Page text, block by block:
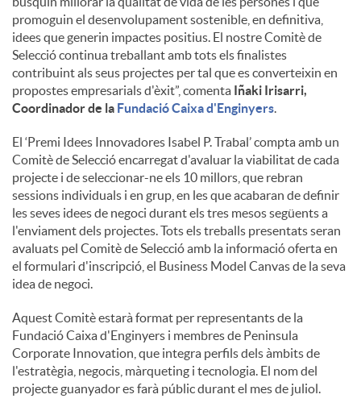
promoguin el desenvolupament sostenible, en definitiva,
idees que generin impactes positius. El nostre Comitè de
Selecció continua treballant amb tots els finalistes
contribuint als seus projectes per tal que es converteixin en
propostes empresarials d'èxit”, comenta Iñaki Irisarri,
Coordinador de la Fundació Caixa d'Enginyers.
El ‘Premi Idees Innovadores Isabel P. Trabal’ compta amb un
Comitè de Selecció encarregat d'avaluar la viabilitat de cada
projecte i de seleccionar-ne els 10 millors, que rebran
sessions individuals i en grup, en les que acabaran de definir
les seves idees de negoci durant els tres mesos següents a
l'enviament dels projectes. Tots els treballs presentats seran
avaluats pel Comitè de Selecció amb la informació oferta en
el formulari d'inscripció, el Business Model Canvas de la seva
idea de negoci.
Aquest Comitè estarà format per representants de la
Fundació Caixa d'Enginyers i membres de Peninsula
Corporate Innovation, que integra perfils dels àmbits de
l'estratègia, negocis, màrqueting i tecnologia. El nom del
projecte guanyador es farà públic durant el mes de juliol.